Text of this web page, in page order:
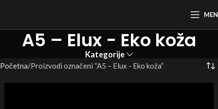
A5 – Elux - Eko koža
Kategorije
Početna Proizvodi označeni “A5 – Elux - Eko koža”